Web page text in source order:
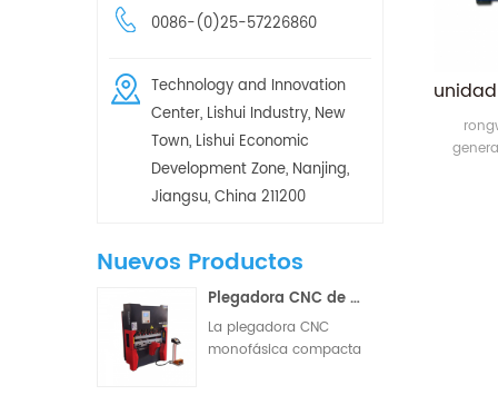
0086-(0)25-57226860
Technology and Innovation
Center, Lishui Industry, New
Town, Lishui Economic
Development Zone, Nanjing,
Jiangsu, China 211200
Nuevos Productos
Plegadora CNC de dos/tres ejes con barra de torsión hidráulica pequeña WD67K 30T-1000
La plegadora CNC
monofásica compacta